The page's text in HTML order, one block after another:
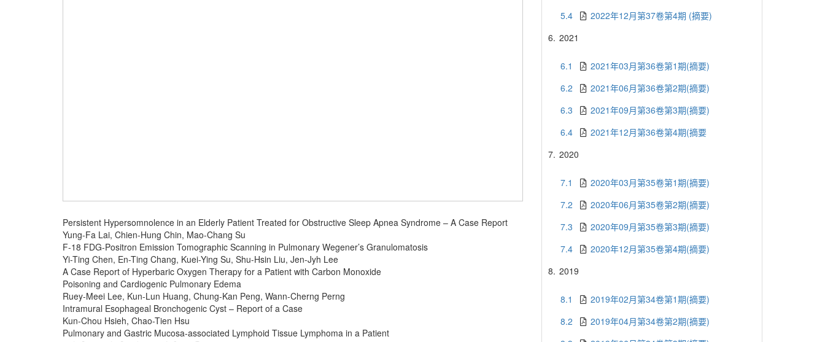
Persistent Hypersomnolence in an Elderly Patient Treated for Obstructive Sleep Apnea Syndrome – A Case Report
Yung-Fa Lai, Chien-Hung Chin, Mao-Chang Su
F-18 FDG-Positron Emission Tomographic Scanning in Pulmonary Wegener’s Granulomatosis
Yi-Ting Chen, En-Ting Chang, Kuei-Ying Su, Shu-Hsin Liu, Jen-Jyh Lee
A Case Report of Hyperbaric Oxygen Therapy for a Patient with Carbon Monoxide
Poisoning and Cardiogenic Pulmonary Edema
Ruey-Meei Lee, Kun-Lun Huang, Chung-Kan Peng, Wann-Cherng Perng
Intramural Esophageal Bronchogenic Cyst – Report of a Case
Kun-Chou Hsieh, Chao-Tien Hsu
Pulmonary and Gastric Mucosa-associated Lymphoid Tissue Lymphoma in a Patient
5.4
2022年12月第37卷第4期 (摘要)
6. 2021
6.1
2021年03月第36卷第1期(摘要)
6.2
2021年06月第36卷第2期(摘要)
6.3
2021年09月第36卷第3期(摘要)
6.4
2021年12月第36卷第4期(摘要
7. 2020
7.1
2020年03月第35卷第1期(摘要)
7.2
2020年06月第35卷第2期(摘要)
7.3
2020年09月第35卷第3期(摘要)
7.4
2020年12月第35卷第4期(摘要)
8. 2019
8.1
2019年02月第34卷第1期(摘要)
8.2
2019年04月第34卷第2期(摘要)